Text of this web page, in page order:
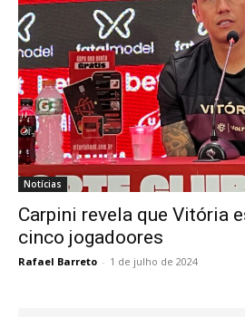
Notícias
Carpini revela que Vitória
cinco jogadoores
Rafael Barreto - 1 de julho de 2024